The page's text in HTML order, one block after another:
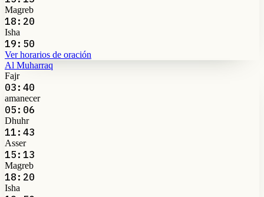
Magreb
18:20
Isha
19:50
Ver horarios de oración
Al Muharraq
Fajr
03:40
amanecer
05:06
Dhuhr
11:43
Asser
15:13
Magreb
18:20
Isha